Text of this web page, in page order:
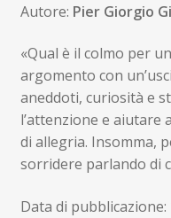
originale
era:
8,00€.
è:
Autore: Pier Giorgio
«Qual è il colmo per
argomento con
aneddoti, curiosità e
l’attenzione e aiutare
di allegria. Insomma,
sorridere parlando di
Data di pubblicazione: